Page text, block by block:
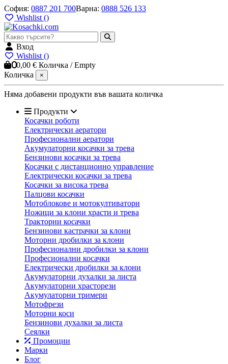
София: 0887 201 700Варна: 0888 526 133
Wishlist ()
Вход
Wishlist ()
00,00 € Количка /Empty
Количка
×
Няма добавени продукти във вашата количка
Продукти
Косачки роботи
Електрически аератори
Професионални аератори
Акумулаторни косачки за трева
Бензинови косачки за трева
Косачки с дистанционно управление
Електрически косачки за трева
Косачки за висока трева
Палцови косачки
Мотоблокове и мотокултиватори
Ножици за клони храсти и трева
Тракторни косачки
Бензинови кастрачки за клони
Моторни дробилки за клони
Професионални дробилки за клони
Професионални косачки
Електрически дробилки за клони
Акумулаторни духалки за листа
Акумулаторни храсторези
Акумулаторни тримери
Мотофрези
Моторни коси
Бензинови духалки за листа
Сеялки
Промоции
Марки
Блог